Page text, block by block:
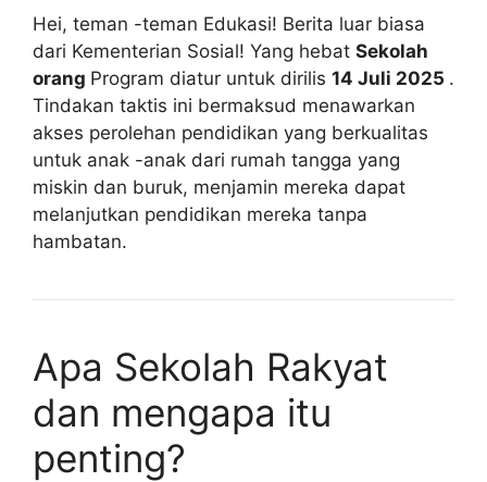
Hei, teman -teman Edukasi! Berita luar biasa
dari Kementerian Sosial! Yang hebat Sekolah
orang Program diatur untuk dirilis 14 Juli 2025 .
Tindakan taktis ini bermaksud menawarkan
akses perolehan pendidikan yang berkualitas
untuk anak -anak dari rumah tangga yang
miskin dan buruk, menjamin mereka dapat
melanjutkan pendidikan mereka tanpa
hambatan.
Apa Sekolah Rakyat
dan mengapa itu
penting?